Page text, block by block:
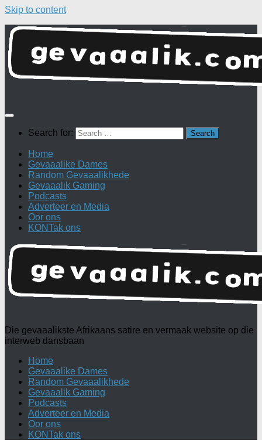
Skip to content
Search for:
Home
Gevaaalike Dames
Random Gevaaalikhede
Gevaaalik Gaming
Podcasts
Adverteer en Media
Oor ons
KONTak ons
Die gevaaalikste Afrikaans satire en vermaak website op die
interweb dansbaan
Home
Gevaaalike Dames
Random Gevaaalikhede
Gevaaalik Gaming
Podcasts
Adverteer en Media
Oor ons
KONTak ons